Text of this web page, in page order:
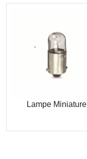
Lampe Miniature